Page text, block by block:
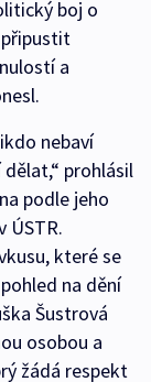
boj o
a
nebaví
prohlásil
podle jeho
ÚSTR.
které se
na dění
Šustrová
osobou a
žádá respekt